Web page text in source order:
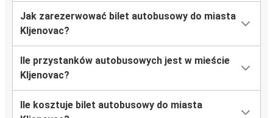
Jak zarezerwować bilet autobusowy do miasta
Kljenovac?
Ile przystanków autobusowych jest w mieście
Kljenovac?
Ile kosztuje bilet autobusowy do miasta